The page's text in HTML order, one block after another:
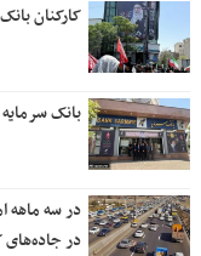
کارکنان
بانک
در